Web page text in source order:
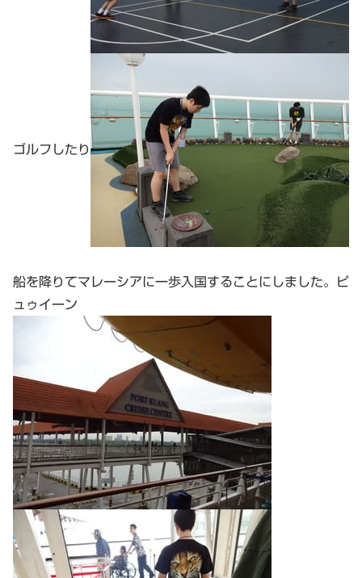
ゴルフしたり
船を降りてマレーシアに一歩入国することにしました。ピ
ュゥイーン